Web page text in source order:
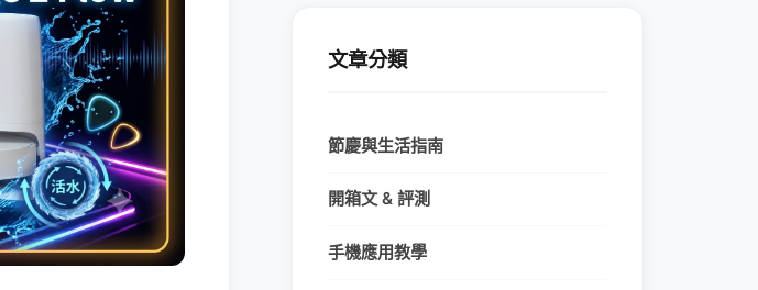
文章分類
節慶與生活指南
開箱文 & 評測
手機應用教學